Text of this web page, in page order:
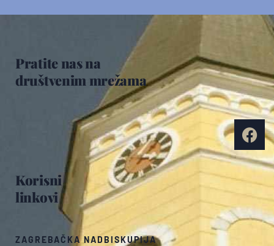
Korisni
linkovi
ZAGREBAČKA NADBISKUPIJA
Pratite nas na
društvenim mrežama